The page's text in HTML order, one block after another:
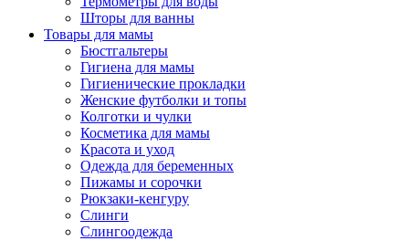
Шторы для ванны
Товары для мамы
Бюстгальтеры
Гигиена для мамы
Гигиенические прокладки
Женские футболки и топы
Колготки и чулки
Косметика для мамы
Красота и уход
Одежда для беременных
Пижамы и сорочки
Рюкзаки-кенгуру
Слинги
Слингоодежда